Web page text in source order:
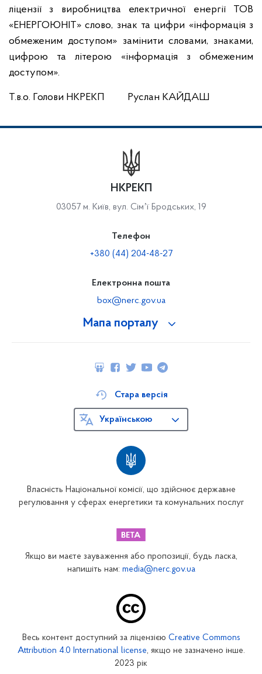
ліцензії з виробництва електричної енергії ТОВ
«ЕНЕРГОЮНІТ» слово, знак та цифри «інформація з
обмеженим доступом» замінити словами, знаками,
цифрою та літерою «інформація з обмеженим
доступом».
Т.в.о. Голови НКРЕКП Руслан КАЙДАШ
Мапа порталу
НКРЕКП
03057 м. Київ, вул. Сімʼї Бродських, 19
Телефон
+380 (44) 204-48-27
Електронна пошта
box@nerc.gov.ua
Власність Національної комісії, що здійснює державне
регулювання у сферах енергетики та комунальних послуг
Стара версія
Українською
Якщо ви маєте зауваження або пропозиції, будь ласка,
напишіть нам: media@nerc.gov.ua
Весь контент доступний за ліцензією Creative Commons
Attribution 4.0 International license, якщо не зазначено інше.
2023 рік